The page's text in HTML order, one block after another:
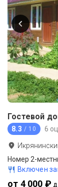
Гостевой
8.3 / 10 6
Номер 2-
Включен
от 4 000 ₽